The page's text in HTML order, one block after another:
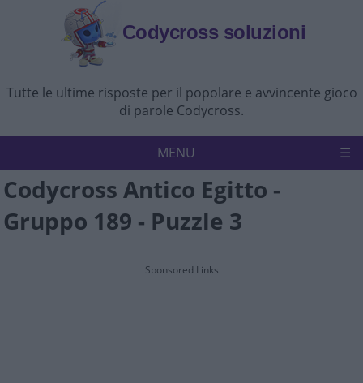
Codycross soluzioni
Tutte le ultime risposte per il popolare e avvincente gioco
di parole Codycross.
MENU
Codycross Politica sulla riservatezza
Disconoscimento Contattaci
Codycross Antico Egitto -
Gruppo 189 - Puzzle 3
Sponsored Links